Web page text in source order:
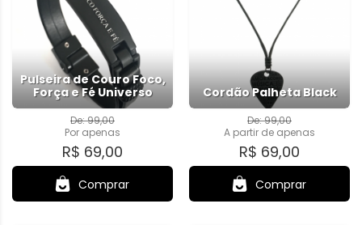
Pulseira de Couro Foco,
Força e Fé Universo
De: 99,00
Por apenas
R$ 69,00
Comprar
Cordão Palheta Black
De: 99,00
A partir de apenas
R$ 69,00
Comprar